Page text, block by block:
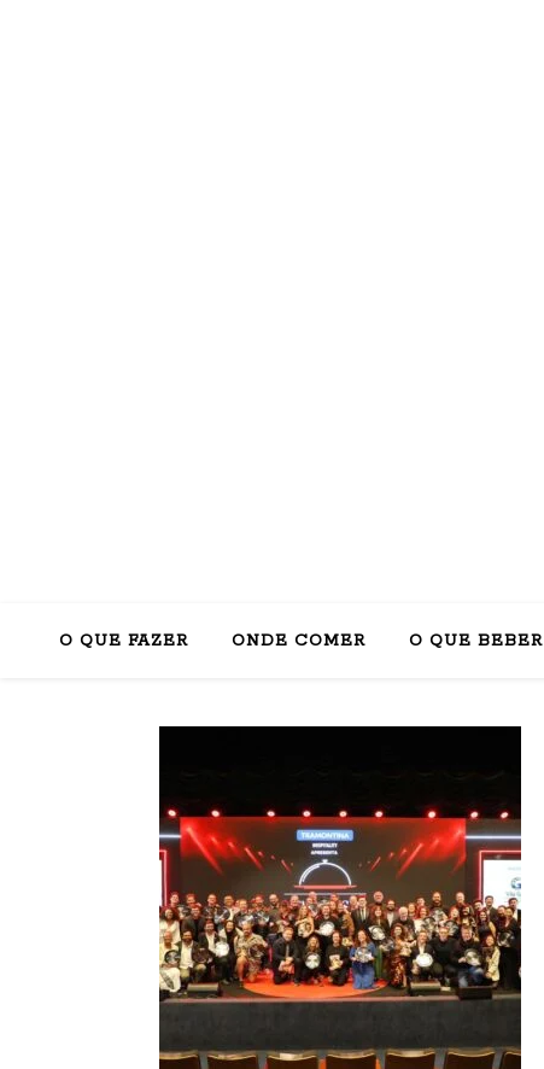
O QUE FAZER ONDE COMER O QUE BEBER